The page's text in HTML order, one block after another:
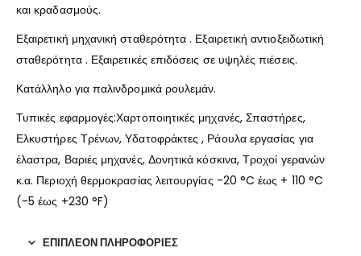
και κραδασμούς.
Εξαιρετική μηχανική σταθερότητα . Εξαιρετική αντιοξειδωτική
σταθερότητα . Εξαιρετικές επιδόσεις σε υψηλές πιέσεις.
Κατάλληλο για παλινδρομικά ρουλεμάν.
Τυπικές εφαρμογές:Χαρτοποιητικές μηχανές, Σπαστήρες,
Ελκυστήρες Τρένων, Υδατοφράκτες , Ράουλα εργασίας για
έλαστρα, Βαριές μηχανές, Δονητικά κόσκινα, Τροχοί γερανών
κ.α. Περιοχή θερμοκρασίας λειτουργίας -20 °C έως + 110 °C
(-5 έως +230 °F)
ΕΠΙΠΛΈΟΝ ΠΛΗΡΟΦΟΡΊΕΣ